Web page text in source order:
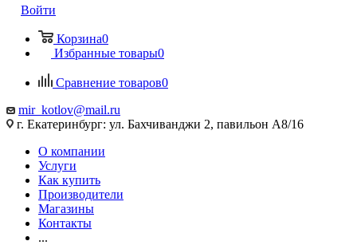
Войти
Корзина0
Избранные товары0
Сравнение товаров0
mir_kotlov@mail.ru
г. Екатеринбург: ул. Бахчиванджи 2, павильон А8/16
О компании
Услуги
Как купить
Производители
Магазины
Контакты
...